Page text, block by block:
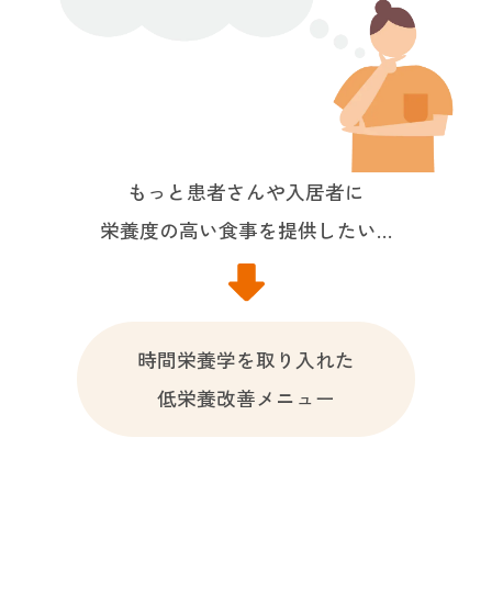
もっと患者さんや入居者に
栄養度の高い食事を提供したい…
時間栄養学を取り入れた
低栄養改善メニュー